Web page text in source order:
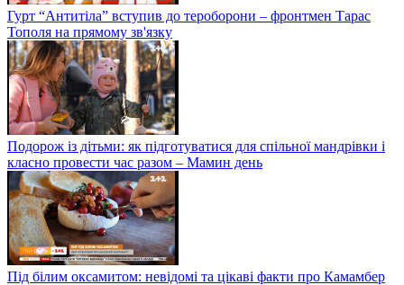
Гурт “Антитіла” вступив до тероборони – фронтмен Тарас
Тополя на прямому зв'язку
Подорож із дітьми: як підготуватися для спільної мандрівки і
класно провести час разом – Мамин день
Під білим оксамитом: невідомі та цікаві факти про Камамбер